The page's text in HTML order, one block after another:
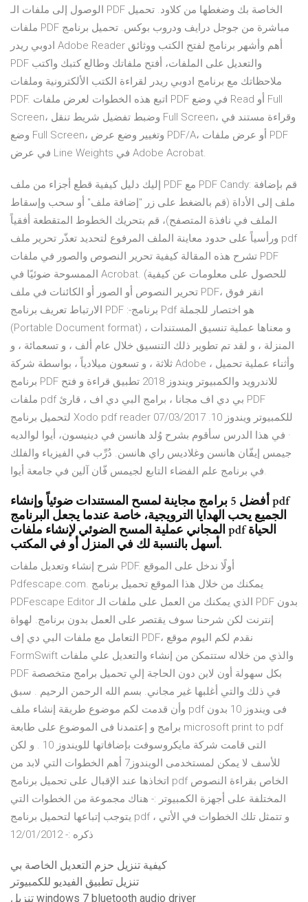
الوصول إلى ملفات الـ PDF الخاصة بك وضغطها من كلاود. تحميل
ملفات PDF مباشرة من جوجل درايف ودروب بوكس. تحميل برنامج
ادوبي ريدر Adobe Reader أهم وأشهر برنامج لفتح الكتب ووثائق
PDF والتعديل على الملفات، أفتح ملفاتك وطالع كتبك واكتب
ملاحظاتك مع برنامج ادوبي ريدر لقراءة الكتب الألكترونية وملفات
PDF. اتبع هذه الخطوات لعرض ملفات PDF في وضع Read أو Full
Screen، وضبط تفضيل شريط تنقل Full Screen، وقراءة مستند في
وضع Full Screen، وتغيير وضع عرض PDF/A، أو عرض ملفات PDF
في عرض Line Weights في Adobe Acrobat.
إليك دليل كيفية قطع أجزاء من ملف PDF مع PDF Candy: قم بإضافة
ملف إلى الأداة (قم بالضغط على زر "إضافة ملف" أو سحب وإسقاط
الملف في نافذة المتصفح)، قم بتحريك الخطوط المتقطعة أفقياً
ورأسياً على حدود معاينة الملف المرفوع لتحديد تعذّر تحرير ملف pdf
تشرح هذه المقالة كيفية تحرير النصوص والصور في ملفات PDF
الممسوحة ضوئيًا في Acrobat. (للحصول على معلومات عن كيفية
تحرير النصوص أو الصور أو الكائنات في ملف PDF، انقر فوق
الارتباط تعريف برنامج PDF :-برنامج Pdf هو اختصار للجملة
(Portable Document format) ، و معناها عملية تنسيق المستندات
المنزلة ، و لقد تم تطوير ذلك التنسيق خلال عام ألف ، و تسعمائة ، و
ثلاثة ، و تسعون ميلادياً ، بواسطة شركة Adobe ، وأثناء عملية تحميل
برنامج PDF للاندرويد والكمبيوتر ويندوز 2018 تطبيق قراءة و فتح
ملفات pdf بي دي اف مجانا ، برامج البي دي اف ، قارئ PDF
لتحميل برنامج Xodo pdf reader للكمبيوتر ويندوز 10. 07/03/2017
· في هذا الدرس سأقوم بشرح وُلد هانسن في دينيسون، أيوا لوالديه
جيمس إيفّان هانسن وغلاديس راي هانسن. دُرِّب في الفيزياء والفلك
في برنامج علم الفضاء التابع لجيمس فّان آلين في جامعة أيوا.
أفضل 5 برامج مجاينة لمسح المستندات ضوئياً وإنشاء pdf
الجميع يحب الهدايا الترويجية، خاصة عندما يجعل البرنامج
المجاني عملية المسح الضوئي لإنشاء ملفات pdf الحياة
أسهل بالنسبة لك في المنزل أو في المكتب.
شرح إنشاء وتعديل ملفات PDF. أولًا ندخل على الموقع
Pdfescape.com. يمكنك من خلال هذا الموقع تحميل برنامج
PDFescape Editor الذي يمكنك من العمل على ملفات الـ PDF بدون
إنترنت لكن شرحنا سوف يقتصر على العمل بدون برنامج. لهواة
التعامل مع ملفات البي دي إف PDF، نقدم لكم اليوم موقع
FormSwift والذي من خلاله ستتمكن من إنشاء والتعديل علي ملفات
PDF بكل سهولة أون لاين دون الحاجة إلي تحميل برامج متخصصة
في ذلك والتي أغلبها غير مجاني. بسم الله الرحمن الرحيم . سبق
وأن قدمت لكم موضوع طريقة إنشاء ملف pdf فى ويندوز 10 بدون
برامج و إعتمدنا فى الموضوع على طابعة microsoft print to pdf
التى قامت شركة مايكروسوفت بإضافاتها للويندوز 10 . و لكن
للأسف لا يمكن لمستخدمى الويندوز7 أهم الخطوات التي لابد من
اتخاذها عند الإقبال على تحميل برنامج pdf الخاص بقراءة النصوص
المختلفة على أجهزة الكمبيوتر :- هناك مجموعة من الخطوات التي
يتوجب إتباعها لتحميل برنامج pdf ، و تتمثل تلك الخطوات في الأتي
ذكره :- 12/01/2012
كيفية تنزيل حزم التعديل الخاصة بي
تنزيل تطبيق الفيديو للكمبيوتر
تنزيل windows 7 bluetooth audio driver